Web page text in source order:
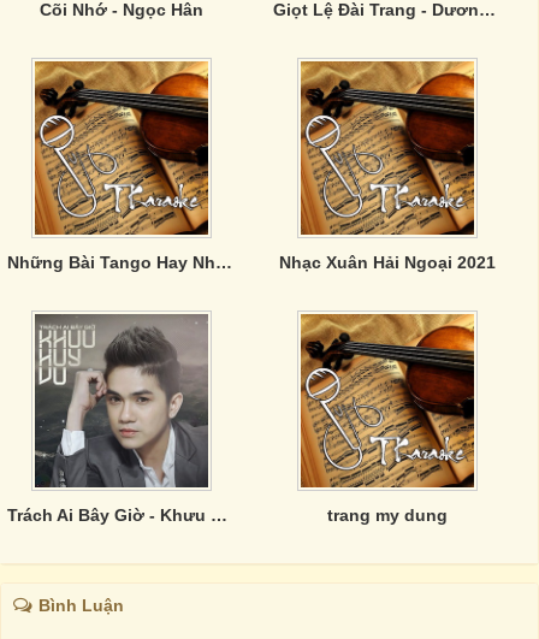
Cõi Nhớ - Ngọc Hân Giọt Lệ Đài Trang - Dương Hồng Loan, Ân Thiên Vỹ
Những Bài Tango Hay Nhất - Ân Thiên Vỹ Nhạc Xuân Hải Ngoại 2021
Trách Ai Bây Giờ - Khưu Huy Vũ trang my dung
Bình Luận